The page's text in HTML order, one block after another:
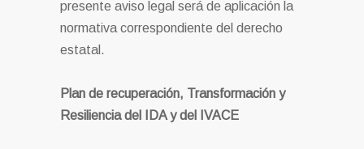
presente aviso legal será de aplicación la
normativa correspondiente del derecho
estatal.
Plan de recuperación, Transformación y
Resiliencia del IDA y del IVACE